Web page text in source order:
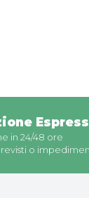
in 24/48 ore
o